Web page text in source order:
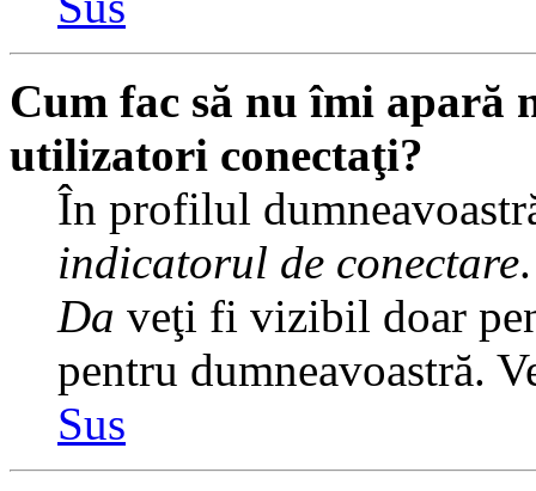
Cum fac să nu îmi apară
utilizatori conectaţi?
În profilul
indicatorul de conectare
Da veţi fi vizibil doar
pentru dumneavoastră.
Sus